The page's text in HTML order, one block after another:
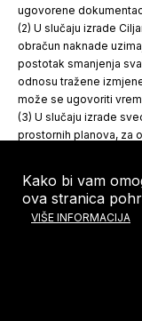
Kako bi vam
ova stranica
VIŠE INFORMACIJA
ugovorene
(2) U slučaju izrade
obračun naknade
postotak smanjenja
odnosu tražene
može se ugovoriti
(3) U slučaju izrade
prostornih planova, za
Opis poslova za
(1) Poslovi izrade